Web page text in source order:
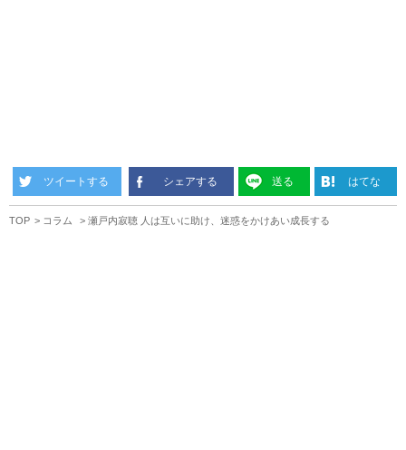
ツイートする シェアする 送る はてな
TOP コラム 瀬戸内寂聴 人は互いに助け、迷惑をかけあい成長する